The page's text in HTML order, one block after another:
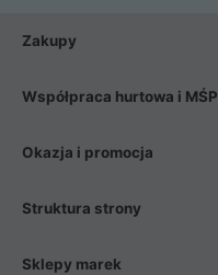
Zakupy
Współpraca hurtowa i MŚP
Okazja i promocja
Struktura strony
Sklepy marek